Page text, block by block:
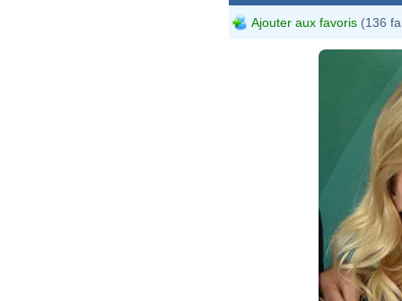
Ajouter aux favoris (136